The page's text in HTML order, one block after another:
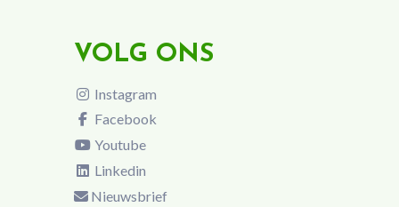
VOLG ONS
Instagram
Facebook
Youtube
Linkedin
Nieuwsbrief